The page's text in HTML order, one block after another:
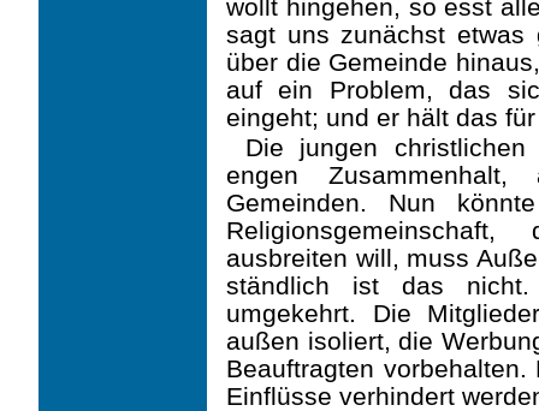
wollt hingehen, so esst
sagt uns zunächst etwas
über die Gemeinde
auf ein Problem, das
eingeht; und er hält das
Die jungen
engen
Gemeinden. Nun
ausbreiten will, muss
ständlich ist das
umgekehrt. Die
außen isoliert, die
Beauftragten
Einflüsse verhindert